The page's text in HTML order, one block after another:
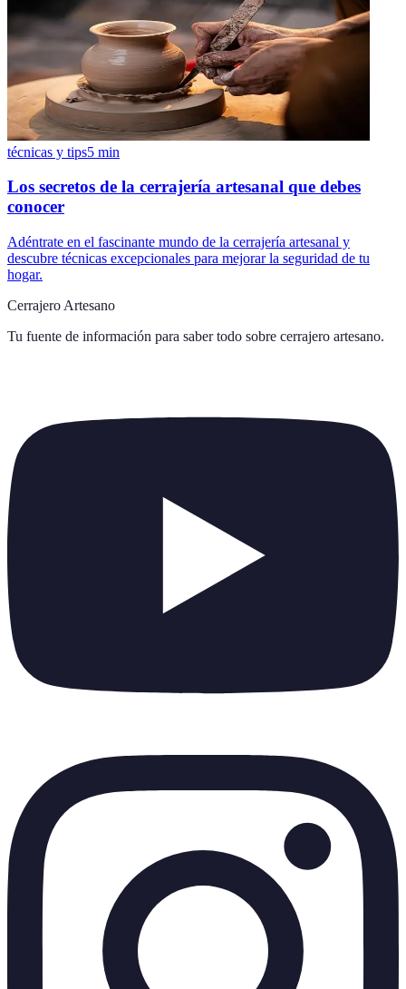
técnicas y tips5 min
Los secretos de la cerrajería artesanal que debes
conocer
Adéntrate en el fascinante mundo de la cerrajería artesanal y
descubre técnicas excepcionales para mejorar la seguridad de tu
hogar.
Cerrajero Artesano
Tu fuente de información para saber todo sobre cerrajero artesano.